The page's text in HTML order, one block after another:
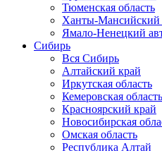
Тюменская область
Ханты-Мансийский
Ямало-Ненецкий
Сибирь
Вся Сибирь
Алтайский край
Иркутская область
Кемеровская область
Красноярский край
Новосибирская
Омская область
Республика Алтай